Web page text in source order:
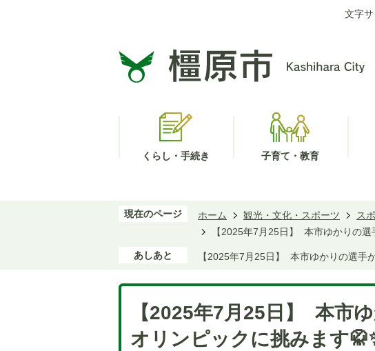
文字
くらし・手続き 子育て・教育
現在のページ ホーム 観光・文化・スポーツ ス
【2025年7月25日】 本市ゆかりの
あしあと 【2025年7月25日】 本市ゆかりの選手
【2025年7月25日】 本市
オリンピックに挑みます